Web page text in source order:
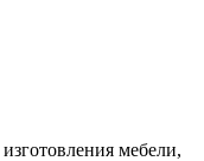
мебели,